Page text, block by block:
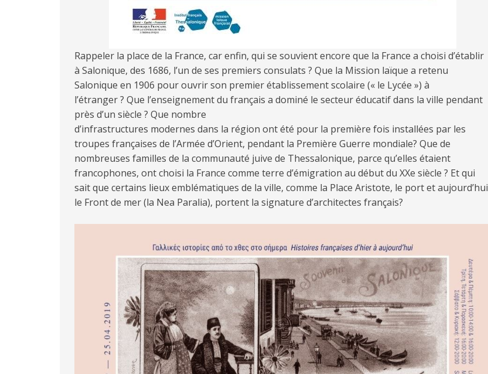
Rappeler la place de la France, car enfin, qui se souvient encore que la France a choisi d’établir
à Salonique, des 1686, l’un de ses premiers consulats ? Que la Mission laïque a retenu
Salonique en 1906 pour ouvrir son premier établissement scolaire (« le Lycée ») à
l’étranger ? Que l’enseignement du français a dominé le secteur éducatif dans la ville pendant
près d’un siècle ? Que nombre
d’infrastructures modernes dans la région ont été pour la première fois installées par les
troupes françaises de l’Armée d’Orient, pendant la Première Guerre mondiale? Que de
nombreuses familles de la communauté juive de Thessalonique, parce qu’elles étaient
francophones, ont choisi la France comme terre d’émigration au début du XXe siècle ? Et qui
sait que certains lieux emblématiques de la ville, comme la Place Aristote, le port et aujourd’hui
le Front de mer (la Nea Paralia), portent la signature d’architectes français?